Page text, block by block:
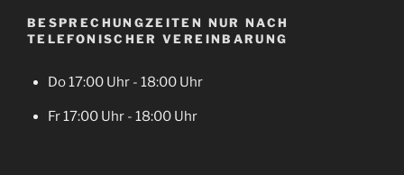
BESPRECHUNGZEITEN NUR NACH
TELEFONISCHER VEREINBARUNG
Do 17:00 Uhr - 18:00 Uhr
Fr 17:00 Uhr - 18:00 Uhr